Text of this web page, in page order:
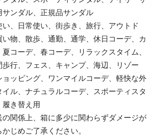
サンダル、正規品サンダル
い、日常使い、街歩き、旅行、アウトド
物、散歩、通勤、通学、休日コーデ、カ
コーデ、春コーデ、リラックスタイム、
行、フェス、キャンプ、海辺、リゾー
ョッピング、ワンマイルコーデ、軽快な外
ル、ナチュラルコーデ、スポーティスタ
履き替え用
関係上、箱に多少に関わらずダメージが
じめご了承ください。